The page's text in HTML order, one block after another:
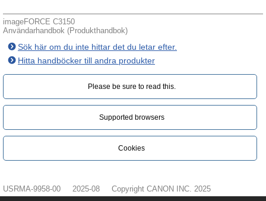
imageFORCE C3150
Användarhandbok (Produkthandbok)
Sök här om du inte hittar det du letar efter.
Hitta handböcker till andra produkter
Please be sure to read this.‎
Supported browsers
Cookies
USRMA-9958-00 2025-08 Copyright CANON INC. 2025